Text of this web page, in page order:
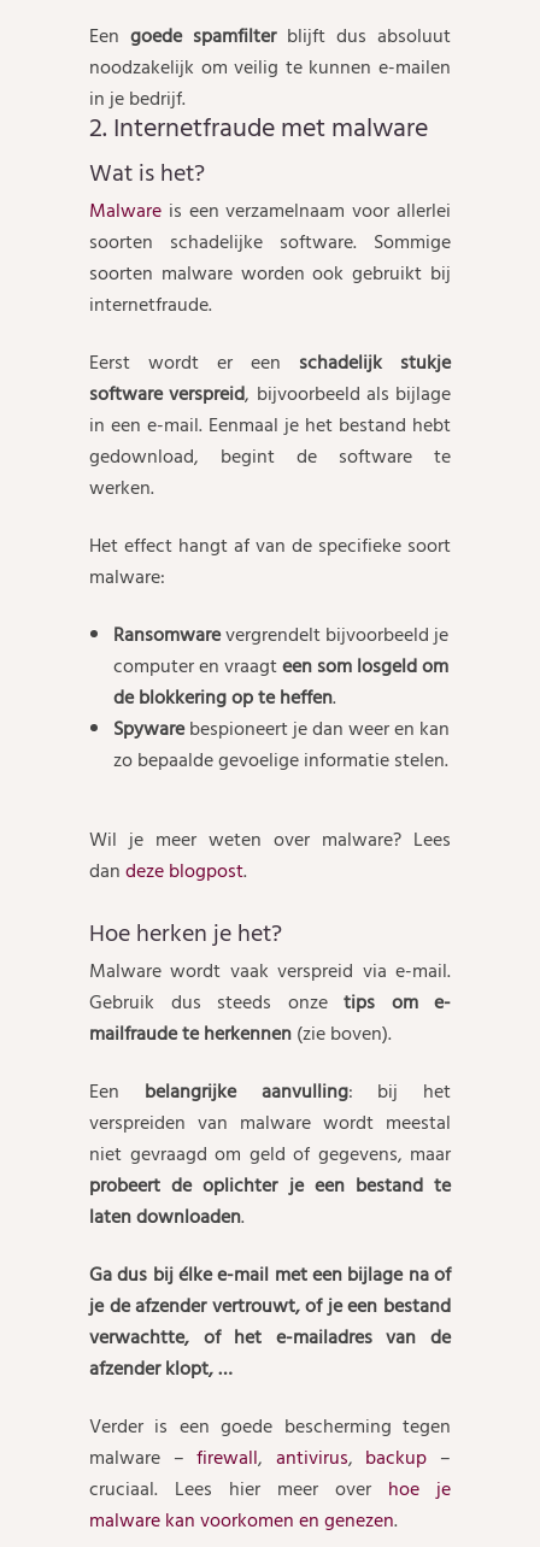
Een goede spamfilter blijft dus absoluut
noodzakelijk om veilig te kunnen e-mailen
in je bedrijf.
2. Internetfraude met malware
Wat is het?
Malware is een verzamelnaam voor allerlei
soorten schadelijke software. Sommige
soorten malware worden ook gebruikt bij
internetfraude.
Eerst wordt er een schadelijk stukje
software verspreid, bijvoorbeeld als bijlage
in een e-mail. Eenmaal je het bestand hebt
gedownload, begint de software te
werken.
Het effect hangt af van de specifieke soort
malware:
Ransomwarevergrendelt bijvoorbeeld je
computer en vraagteen som losgeld om
de blokkering op te heffen.
Spywarebespioneert je dan weer en kan
zo bepaalde gevoelige informatie stelen.
Wil je meer weten over malware? Lees
dandeze blogpost.
Hoe herken je het?
Malware wordt vaak verspreid via e-mail.
Gebruik dus steeds onze tips om e-
mailfraude te herkennen(zie boven).
Een belangrijke aanvulling: bij het
verspreiden van malware wordt meestal
niet gevraagd om geld of gegevens, maar
probeert de oplichter je een bestand te
laten downloaden.
Ga dus bij élke e-mail met een bijlage na of
je de afzender vertrouwt, of je een bestand
verwachtte, of het e-mailadres van de
afzender klopt, …
Verder is een goede bescherming tegen
malware –firewall, antivirus, backup –
cruciaal. Lees hier meer over hoe je
malware kan voorkomen en genezen.